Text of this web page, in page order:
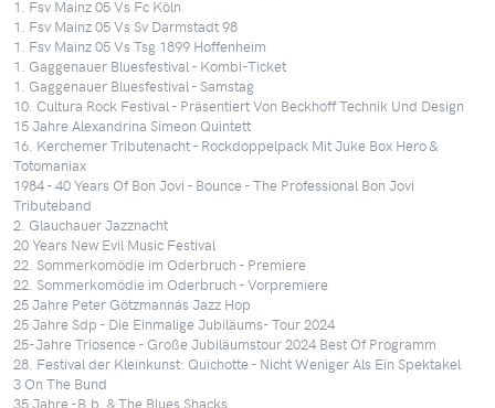
1. Fsv Mainz 05 Vs Fc Köln
1. Fsv Mainz 05 Vs Sv Darmstadt 98
1. Fsv Mainz 05 Vs Tsg 1899 Hoffenheim
1. Gaggenauer Bluesfestival - Kombi-Ticket
1. Gaggenauer Bluesfestival - Samstag
10. Cultura Rock Festival - Präsentiert Von Beckhoff Technik Und Design
15 Jahre Alexandrina Simeon Quintett
16. Kerchemer Tributenacht - Rockdoppelpack Mit Juke Box Hero &
Totomaniax
1984 - 40 Years Of Bon Jovi - Bounce - The Professional Bon Jovi
Tributeband
2. Glauchauer Jazznacht
20 Years New Evil Music Festival
22. Sommerkomödie im Oderbruch - Premiere
22. Sommerkomödie im Oderbruch - Vorpremiere
25 Jahre Peter Götzmannás Jazz Hop
25 Jahre Sdp - Die Einmalige Jubiläums- Tour 2024
25-Jahre Triosence - Große Jubiläumstour 2024 Best Of Programm
28. Festival der Kleinkunst: Quichotte - Nicht Weniger Als Ein Spektakel
3 On The Bund
35 Jahre -B.b. & The Blues Shacks